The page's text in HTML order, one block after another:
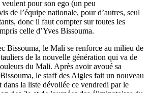
veulent pour son ego (un peu
de l’équipe nationale, pour d’autres, seul
donc il faut compter sur toutes les
celle d’Yves Bissouma.
Bissouma, le Mali se renforce au milieu de
de la nouvelle génération qui va de
du Mali. Après avoir avoué sa
le staff des Aigles fait un nouveau
dans la liste dévoilée ce vendredi par le